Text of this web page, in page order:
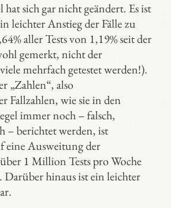
hat sich gar nicht geändert. Es ist
leichter Anstieg der Fälle zu
aller Tests von 1,19% seit der
gemerkt, nicht der
mehrfach getestet werden!).
„Zahlen“, also
Fallzahlen, wie sie in den
immer noch – falsch,
– berichtet werden, ist
eine Ausweitung der
1 Million Tests pro Woche
hinaus ist ein leichter